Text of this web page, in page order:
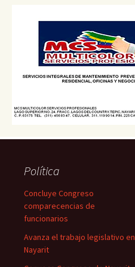
Política
Concluye Congreso
comparecencias de
funcionarios
Avanza el trabajo legislativo en
Nayarit